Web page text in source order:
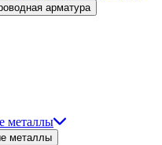
арматура
металлы
металлы